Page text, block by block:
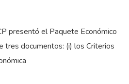
presentó el Paquete Económico
tres documentos: (i) los Criterios